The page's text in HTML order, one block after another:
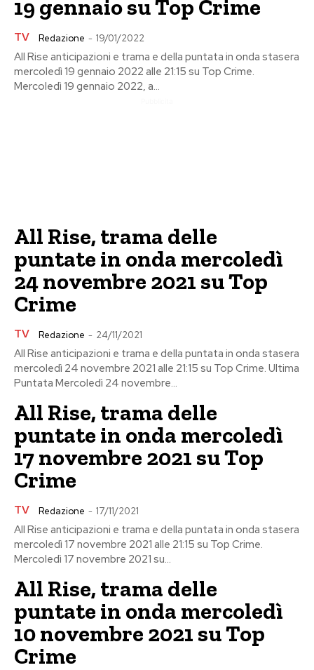
19 gennaio su Top Crime
TV Redazione - 19/01/2022
All Rise anticipazioni e trama e della puntata in onda stasera
mercoledì 19 gennaio 2022 alle 21:15 su Top Crime.
Mercoledì 19 gennaio 2022, a...
All Rise, trama delle
puntate in onda mercoledì
24 novembre 2021 su Top
Crime
TV Redazione - 24/11/2021
All Rise anticipazioni e trama e della puntata in onda stasera
mercoledì 24 novembre 2021 alle 21:15 su Top Crime. Ultima
Puntata Mercoledì 24 novembre...
All Rise, trama delle
puntate in onda mercoledì
17 novembre 2021 su Top
Crime
TV Redazione - 17/11/2021
All Rise anticipazioni e trama e della puntata in onda stasera
mercoledì 17 novembre 2021 alle 21:15 su Top Crime.
Mercoledì 17 novembre 2021 su...
All Rise, trama delle
puntate in onda mercoledì
10 novembre 2021 su Top
Crime